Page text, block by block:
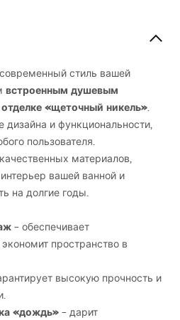
стиль вашей
встроенным душевым
отделке «щеточный никель».
дизайна и функциональности,
пользователя.
материалов,
вашей ванной и
на долгие годы.
– обеспечивает
пространство в
высокую прочность и
«дождь» – дарит